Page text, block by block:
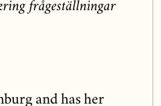
frågeställningar
and has her